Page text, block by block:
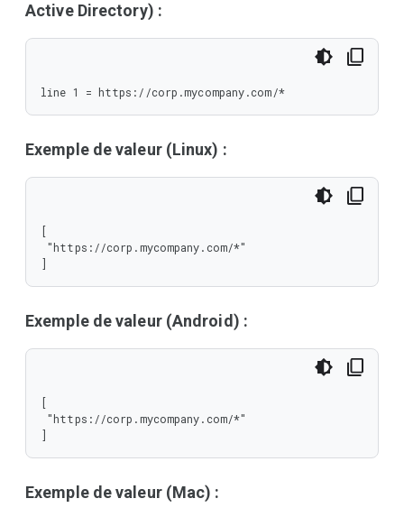
Active Directory) :
line 1 = https://corp.mycompany.com/*
Exemple de valeur (Linux) :
[
]
Exemple de valeur (Android) :
[
]
Exemple de valeur (Mac) :